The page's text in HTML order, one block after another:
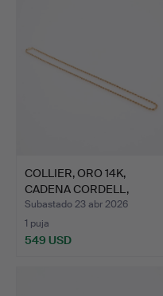
COLLIER, ORO 14K,
CADENA CORDELL,
UNOAERRE…
Subastado 23 abr 2026
1 puja
549 USD